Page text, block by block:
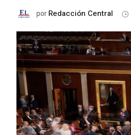
porRedacción Central